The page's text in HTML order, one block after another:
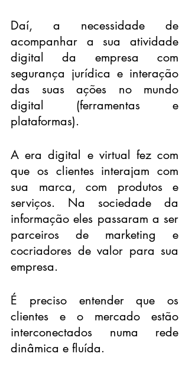
Daí, a necessidade de
acompanhar a sua atividade
digital da empresa com
segurança jurídica e interação
das suas ações no mundo
digital (ferramentas e
plataformas).
A era digital e virtual fez com
que os clientes interajam com
sua marca, com produtos e
serviços. Na sociedade da
informação eles passaram a ser
parceiros de marketing e
cocriadores de valor para sua
empresa.
É preciso entender que os
clientes e o mercado estão
interconectados numa rede
dinâmica e fluída.